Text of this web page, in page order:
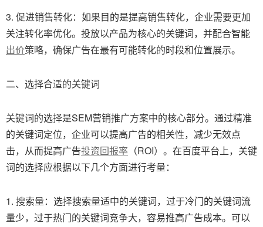
3. 促进销售转化：如果目的是提高销售转化，企业需要更加
关注转化率优化。投放以产品为核心的关键词，并配合智能
出价策略，确保广告在最有可能转化的时段和位置展示。
二、选择合适的关键词
关键词的选择是SEM营销推广方案中的核心部分。通过精准
的关键词定位，企业可以提高广告的相关性，减少无效点
击，从而提高广告投资回报率 （ROI）。在百度平台上，关键
词的选择应根据以下几个方面进行考量：
1. 搜索量：选择搜索量适中的关键词，过于冷门的关键词流
量少，过于热门的关键词竞争大，容易推高广告成本。可以